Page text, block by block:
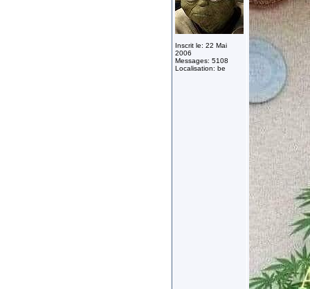
Inscrit le: 22 Mai
2006
Messages: 5108
Localisation: be